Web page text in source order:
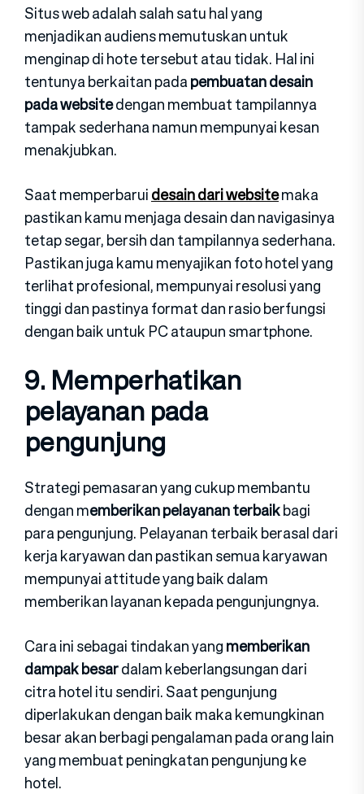
Situs web adalah salah satu hal yang
menjadikan audiens memutuskan untuk
menginap di hote tersebut atau tidak. Hal ini
tentunya berkaitan padapembuatan desain
pada websitedengan membuat tampilannya
tampak sederhana namun mempunyai kesan
menakjubkan.
Saat memperbaruidesain dari websitemaka
pastikan kamu menjaga desain dan navigasinya
tetap segar, bersih dan tampilannya sederhana.
Pastikan juga kamu menyajikan foto hotel yang
terlihat profesional, mempunyai resolusi yang
tinggi dan pastinya format dan rasio berfungsi
dengan baik untuk PC ataupun smartphone.
9. Memperhatikan
pelayanan pada
pengunjung
Strategi pemasaran yang cukup membantu
dengan memberikan pelayanan terbaikbagi
para pengunjung. Pelayanan terbaik berasal dari
kerja karyawan dan pastikan semua karyawan
mempunyai attitude yang baik dalam
memberikan layanan kepada pengunjungnya.
Cara ini sebagai tindakan yangmemberikan
dampak besardalam keberlangsungan dari
citra hotel itu sendiri. Saat pengunjung
diperlakukan dengan baik maka kemungkinan
besar akan berbagi pengalaman pada orang lain
yang membuat peningkatan pengunjung ke
hotel.